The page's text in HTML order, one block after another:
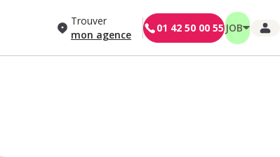
Trouver
mon agence
01 42 50 00 55 JOB